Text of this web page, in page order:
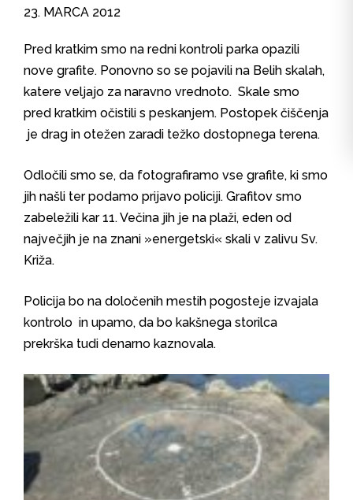
23. MARCA 2012
Pred kratkim smo na redni kontroli parka opazili
nove grafite. Ponovno so se pojavili na Belih skalah,
katere veljajo za naravno vrednoto. Skale smo
pred kratkim očistili s peskanjem. Postopek čiščenja
je drag in otežen zaradi težko dostopnega terena.
Odločili smo se, da fotografiramo vse grafite, ki smo
jih našli ter podamo prijavo policiji. Grafitov smo
zabeležili kar 11. Večina jih je na plaži, eden od
največjih je na znani »energetski« skali v zalivu Sv.
Križa.
Policija bo na določenih mestih pogosteje izvajala
kontrolo in upamo, da bo kakšnega storilca
prekrška tudi denarno kaznovala.